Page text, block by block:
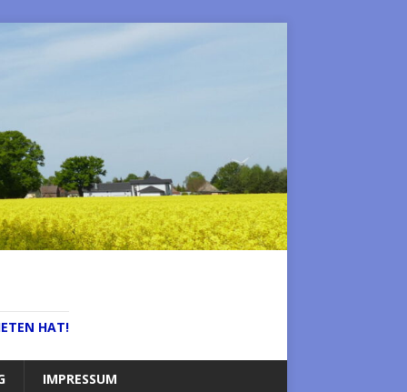
HAT!
IMPRESSUM